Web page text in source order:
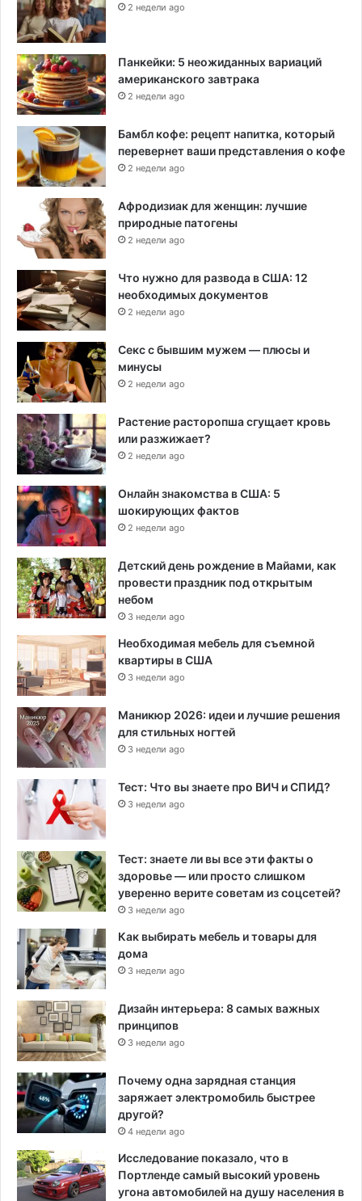
2 недели ago
Панкейки: 5 неожиданных вариаций
американского завтрака
2 недели ago
Бамбл кофе: рецепт напитка, который
перевернет ваши представления о кофе
2 недели ago
Афродизиак для женщин: лучшие
природные патогены
2 недели ago
Что нужно для развода в США: 12
необходимых документов
2 недели ago
Секс с бывшим мужем — плюсы и
минусы
2 недели ago
Растение расторопша сгущает кровь
или разжижает?
2 недели ago
Онлайн знакомства в США: 5
шокирующих фактов
2 недели ago
Детский день рождение в Майами, как
провести праздник под открытым
небом
3 недели ago
Необходимая мебель для съемной
квартиры в США
3 недели ago
Маникюр 2026: идеи и лучшие решения
для стильных ногтей
3 недели ago
Тест: Что вы знаете про ВИЧ и СПИД?
3 недели ago
Тест: знаете ли вы все эти факты о
здоровье — или просто слишком
уверенно верите советам из соцсетей?
3 недели ago
Как выбирать мебель и товары для
дома
3 недели ago
Дизайн интерьера: 8 самых важных
принципов
3 недели ago
Почему одна зарядная станция
заряжает электромобиль быстрее
другой?
4 недели ago
Исследование показало, что в
Портленде самый высокий уровень
угона автомобилей на душу населения в